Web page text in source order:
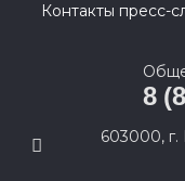
Контакты пресс-
8
603000,